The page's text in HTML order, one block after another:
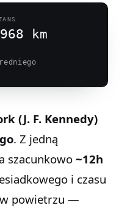
km
(J. F. Kennedy)
. Z jedną
szacunkowo ~12h
i czasu
w powietrzu —